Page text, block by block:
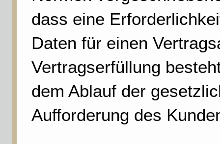
dass eine
Daten für einen
Vertragserfüllung
dem Ablauf der
Aufforderung des